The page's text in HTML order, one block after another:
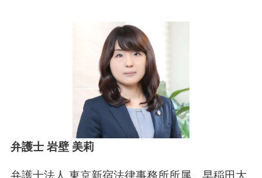
弁護士 岩壁 美莉
弁護士法人 東京新宿法律事務所所属。早稲田大